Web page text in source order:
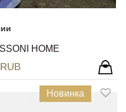
HOME
Новинка